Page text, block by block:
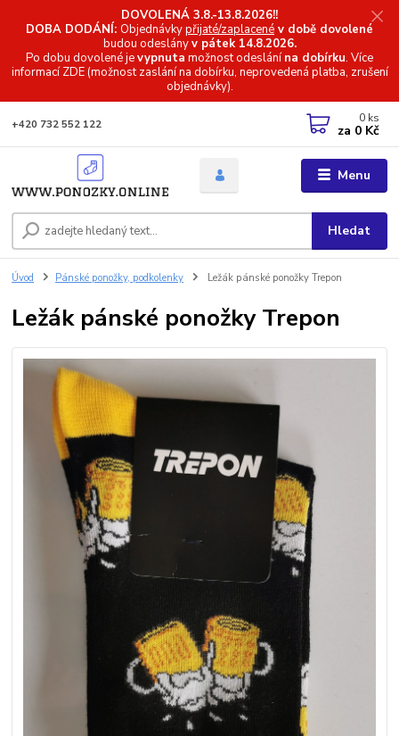
DOVOLENÁ 3.8.-13.8.2026!!
DOBA DODÁNÍ: Objednávkypřijaté/zaplacené v době dovolené
budou odeslányv pátek 14.8.2026.
Po dobu dovolené jevypnuta možnost odeslánína dobírku. Více
informacíZDE (možnost zaslání na dobírku, neprovedená platba, zrušení
objednávky).
Menu
Hledat
+420 732 552 122 0 ks
za 0 Kč
Úvod Pánské ponožky, podkolenky Ležák pánské ponožky Trepon
Ležák pánské ponožky Trepon